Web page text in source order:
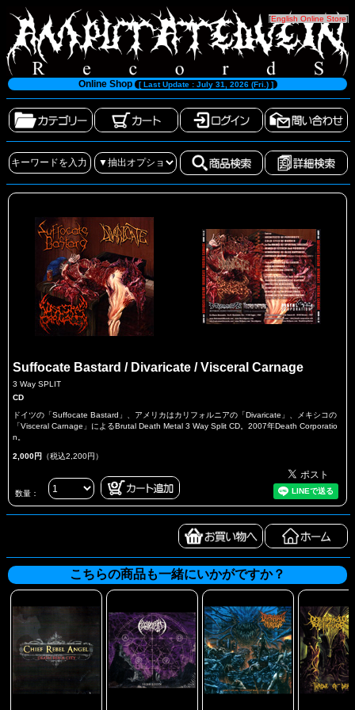
[English Online Store]
Online Shop [ Last Update : July 31, 2026 (Fri.) ]
Suffocate Bastard / Divaricate / Visceral Carnage
3 Way SPLIT
CD
ドイツの「Suffocate Bastard」、アメリカはカリフォルニアの「Divaricate」、メキシコの
「Visceral Carnage」によるBrutal Death Metal 3 Way Split CD。2007年Death Corporatio
n。
2,000円 （税込2,200円）
数量：
こちらの商品も一緒にいかがですか？